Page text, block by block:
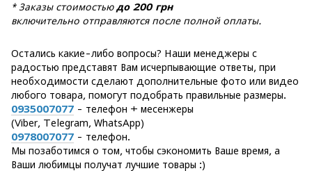
* Заказы стоимостьюдо 200 грн
включительно отправляются после полной оплаты.
Остались какие-либо вопросы? Наши менеджеры с
радостью представят Вам исчерпывающие ответы, при
необходимости сделают дополнительные фото или видео
любого товара, помогут подобрать правильные размеры.
0935007077 - телефон + месенжеры
(Viber, Telegram, WhatsApp)
0978007077 - телефон.
Мы позаботимся о том, чтобы сэкономить Ваше время, а
Ваши любимцы получат лучшие товары :)